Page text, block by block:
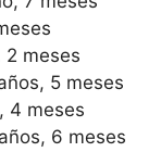
2 meses
5 meses
4 meses
6 meses